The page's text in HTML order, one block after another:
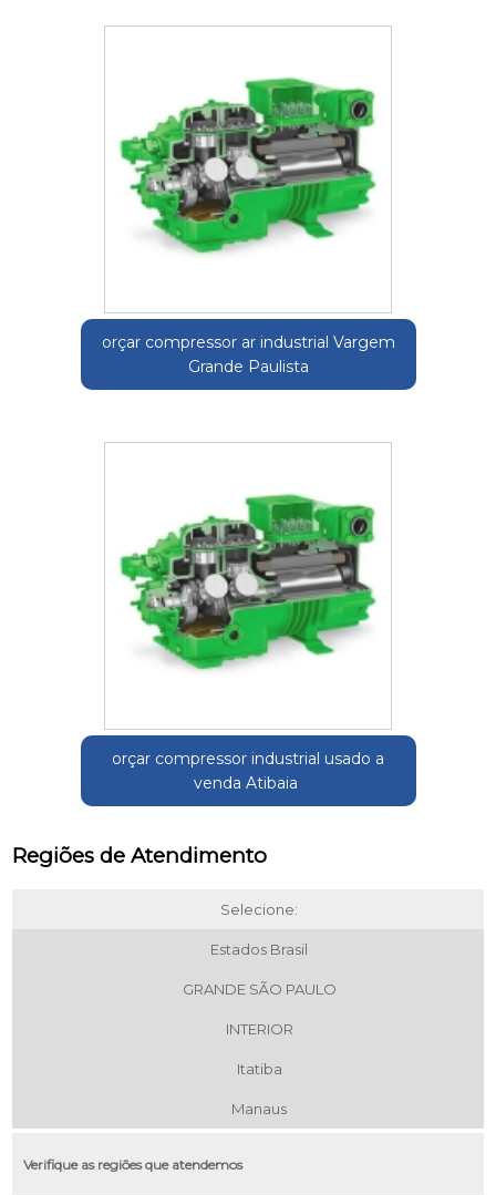
orçar compressor ar industrial Vargem
Grande Paulista
orçar compressor industrial usado a
venda Atibaia
Regiões de Atendimento
Selecione:
Estados Brasil
GRANDE SÃO PAULO
INTERIOR
Itatiba
Manaus
Verifique as regiões que atendemos